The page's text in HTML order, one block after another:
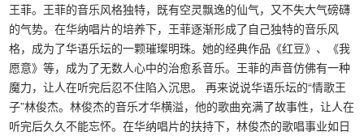
王菲。王菲的音乐风格独特，既有空灵飘逸的仙气，又不失大气磅礴
的气势。在华纳唱片的培养下，王菲逐渐形成了自己独特的音乐风
格，成为了华语乐坛的一颗璀璨明珠。她的经典作品《红豆》、《我
愿意》等，成为了无数人心中的治愈系音乐。王菲的声音仿佛有一种
魔力，让人在听完后忍不住陷入沉思。 再来说说华语乐坛的“情歌王
子”林俊杰。林俊杰的音乐才华横溢，他的歌曲充满了故事性，让人在
听完后久久不能忘怀。在华纳唱片的扶持下，林俊杰的歌唱事业如日